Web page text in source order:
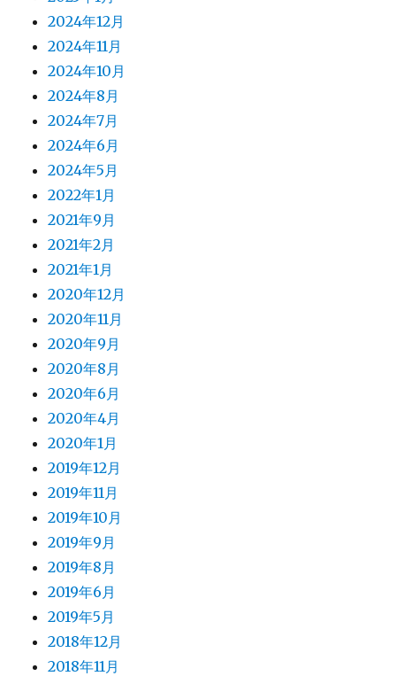
2024年12月
2024年11月
2024年10月
2024年8月
2024年7月
2024年6月
2024年5月
2022年1月
2021年9月
2021年2月
2021年1月
2020年12月
2020年11月
2020年9月
2020年8月
2020年6月
2020年4月
2020年1月
2019年12月
2019年11月
2019年10月
2019年9月
2019年8月
2019年6月
2019年5月
2018年12月
2018年11月